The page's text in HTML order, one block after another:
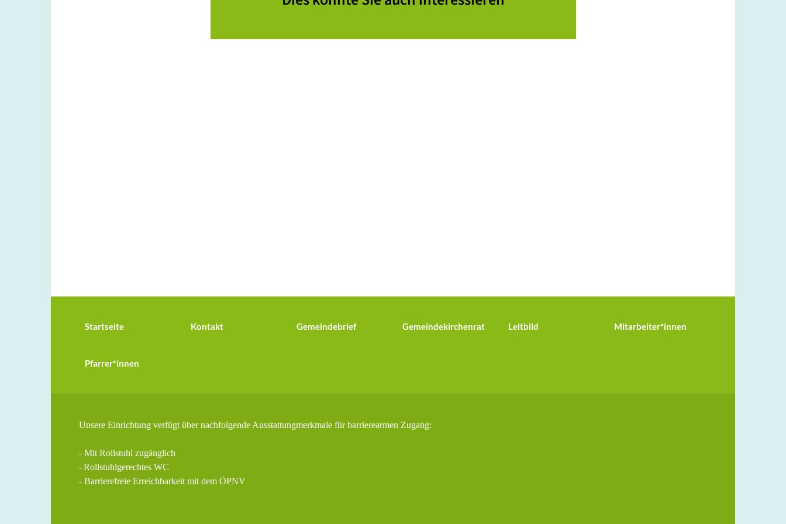
Startseite Kontakt Gemeindebrief Gemeindekirchenrat Leitbild Mitarbeiter*innen
Pfarrer*innen
Unsere Einrichtung verfügt über nachfolgende Ausstattungmerkmale für barrierearmen Zugang:
- Mit Rollstuhl zugänglich
-Rollstuhlgerechtes WC
- Barrierefreie Erreichbarkeit mit dem ÖPNV